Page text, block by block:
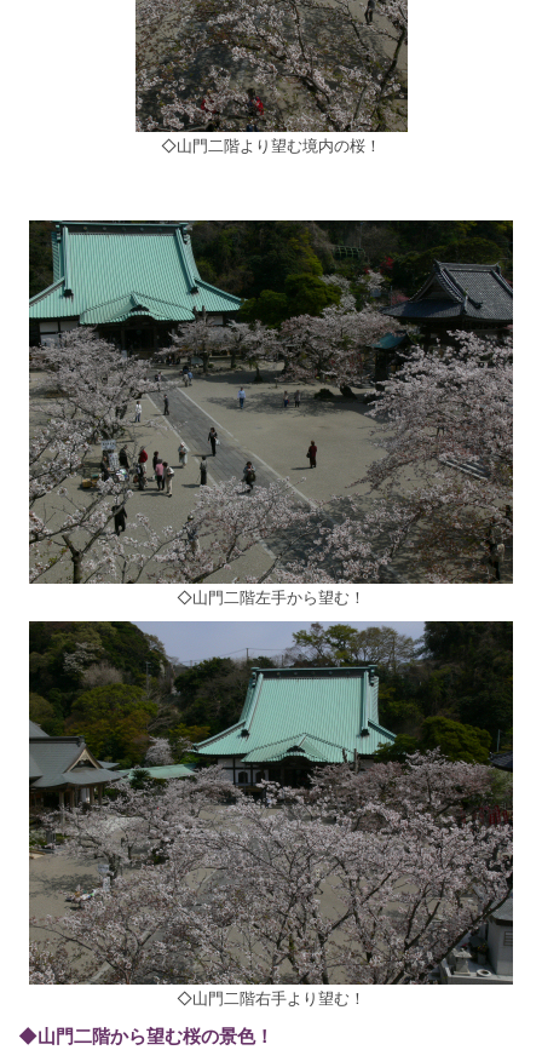
◇山門二階より望む境内の桜！
◇山門二階左手から望む！
◇山門二階右手より望む！
◆山門二階から望む桜の景色！